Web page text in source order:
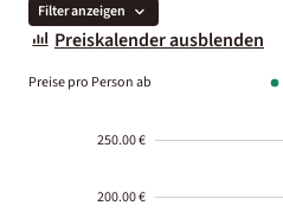
Filter anzeigen
Preiskalender ausblenden
Preise pro Person ab
250.00 €
200.00 €